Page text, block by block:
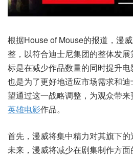
根据House of Mouse的报道，漫
整，以符合迪士尼集团的整体发
标是在减少作品数量的同时提升
也是为了更好地适应市场需求和
望通过这一战略调整，为观众带
英雄电影作品。
首先，漫威将集中精力对其旗下的
未来，漫威将减少在剧集制作方